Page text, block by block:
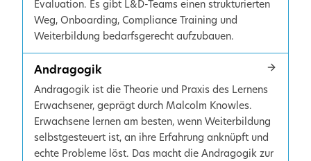
Evaluation. Es gibt L&D-Teams einen strukturierten
Weg, Onboarding, Compliance Training und
Weiterbildung bedarfsgerecht aufzubauen.
Andragogik
Andragogik ist die Theorie und Praxis des Lernens
Erwachsener, geprägt durch Malcolm Knowles.
Erwachsene lernen am besten, wenn Weiterbildung
selbstgesteuert ist, an ihre Erfahrung anknüpft und
echte Probleme löst. Das macht die Andragogik zur